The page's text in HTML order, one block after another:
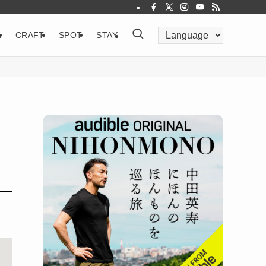
CRAFT SPOT STAY